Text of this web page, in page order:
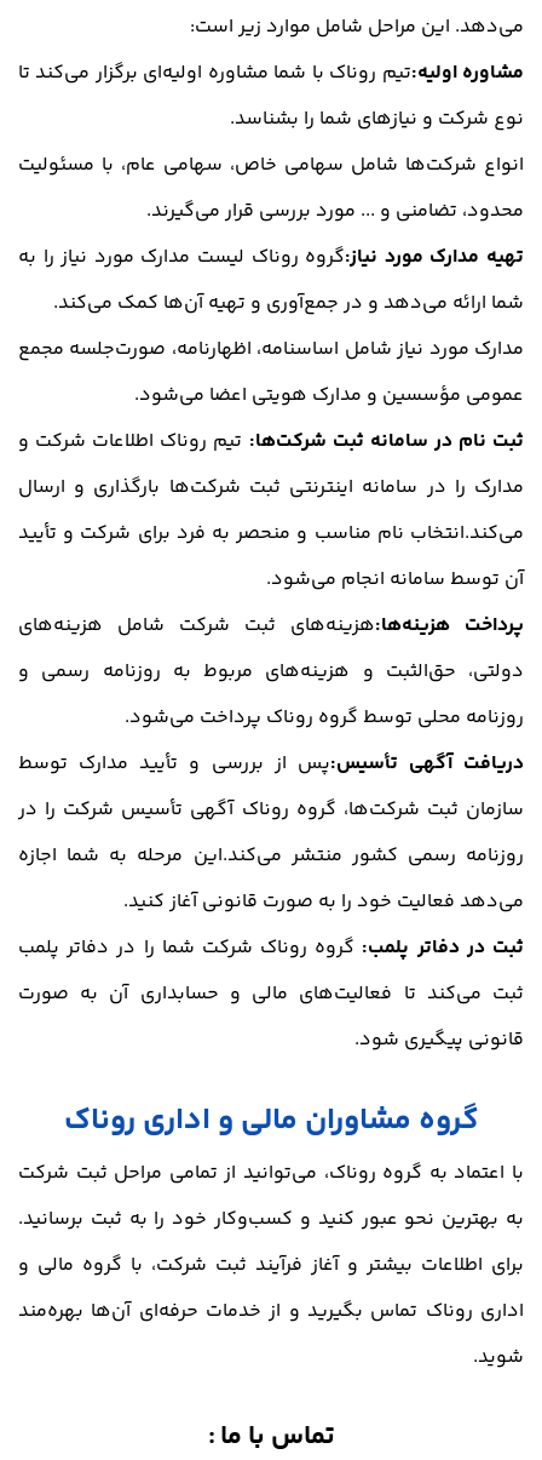
می‌دهد. این مراحل شامل موارد زیر است:
مشاوره اولیه:تیم روناک با شما مشاوره اولیه‌ای برگزار می‌کند تا
نوع شرکت و نیازهای شما را بشناسد.
انواع شرکت‌ها شامل سهامی خاص، سهامی عام، با مسئولیت
محدود، تضامنی و ... مورد بررسی قرار می‌گیرند.
تهیه مدارک مورد نیاز:گروه روناک لیست مدارک مورد نیاز را به
شما ارائه می‌دهد و در جمع‌آوری و تهیه آن‌ها کمک می‌کند.
مدارک مورد نیاز شامل اساسنامه، اظهارنامه، صورت‌جلسه مجمع
عمومی مؤسسین و مدارک هویتی اعضا می‌شود.
ثبت نام در سامانه ثبت شرکت‌ها: تیم روناک اطلاعات شرکت و
مدارک را در سامانه اینترنتی ثبت شرکت‌ها بارگذاری و ارسال
می‌کند.انتخاب نام مناسب و منحصر به فرد برای شرکت و تأیید
آن توسط سامانه انجام می‌شود.
پرداخت هزینه‌ها:هزینه‌های ثبت شرکت شامل هزینه‌های
دولتی، حق‌الثبت و هزینه‌های مربوط به روزنامه رسمی و
روزنامه محلی توسط گروه روناک پرداخت می‌شود.
دریافت آگهی تأسیس:پس از بررسی و تأیید مدارک توسط
سازمان ثبت شرکت‌ها، گروه روناک آگهی تأسیس شرکت را در
روزنامه رسمی کشور منتشر می‌کند.این مرحله به شما اجازه
می‌دهد فعالیت خود را به صورت قانونی آغاز کنید.
ثبت در دفاتر پلمب: گروه روناک شرکت شما را در دفاتر پلمب
ثبت می‌کند تا فعالیت‌های مالی و حسابداری آن به صورت
قانونی پیگیری شود.
گروه مشاوران مالی و اداری روناک
با اعتماد به گروه روناک، می‌توانید از تمامی مراحل ثبت شرکت
به بهترین نحو عبور کنید و کسب‌وکار خود را به ثبت برسانید.
برای اطلاعات بیشتر و آغاز فرآیند ثبت شرکت، با گروه مالی و
اداری روناک تماس بگیرید و از خدمات حرفه‌ای آن‌ها بهره‌مند
شوید.
تماس با ما: